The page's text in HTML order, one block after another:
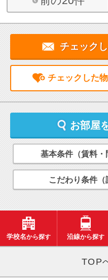
チェック
チェックした
お部屋
基本条件（賃料
こだわり条件
学校名から探す 沿線から探す
TOP